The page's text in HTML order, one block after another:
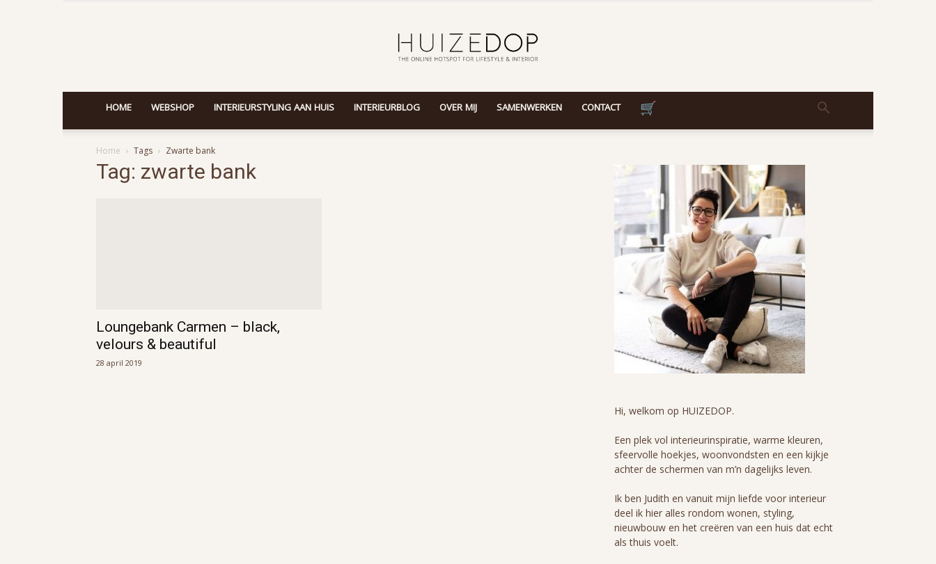
HOME WEBSHOP INTERIEURSTYLING AAN HUIS INTERIEURBLOG OVER MIJ SAMENWERKEN CONTACT
Home Tags Zwarte bank
Tag: zwarte bank
Loungebank Carmen – black,
velours & beautiful
28 april 2019
Hi, welkom op HUIZEDOP.
Een plek vol interieurinspiratie, warme kleuren,
sfeervolle hoekjes, woonvondsten en een kijkje
achter de schermen van m’n dagelijks leven.
Ik ben Judith en vanuit mijn liefde voor interieur
deel ik hier alles rondom wonen, styling,
nieuwbouw en het creëren van een huis dat echt
als thuis voelt.